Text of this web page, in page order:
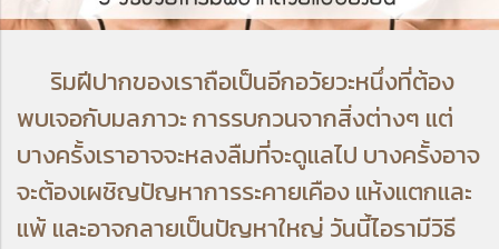
ริมฝีปากของเราถือเป็นอีกอวัยวะหนึ่งที่ต้อง
พบเจอกับมลภาวะ การรบกวนจากสิ่งต่างๆ แต่
บางครั้งเราอาจจะหลงลืมที่จะดูแลไป บางครั้งอาจ
จะต้องเผชิญปัญหาการระคายเคือง แห้งแตกและ
แพ้ และอาจกลายเป็นปัญหาใหญ่ วันนี้ไอรามีวิธี